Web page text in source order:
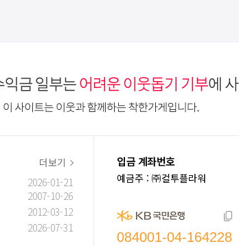
더보기
2026-01-21
2007-10-26
2012-03-12
2026-07-31
입금 계좌번호
예금주 : ㈜컬투플라워
084001-04-164228